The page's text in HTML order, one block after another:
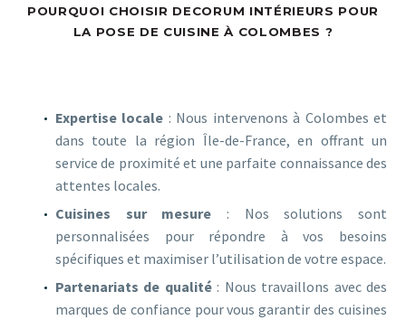
POURQUOI CHOISIR DECORUM INTÉRIEURS POUR
LA POSE DE CUISINE À COLOMBES ?
Expertise locale : Nous intervenons à Colombes et
dans toute la région Île-de-France, en offrant un
service de proximité et une parfaite connaissance des
attentes locales.
Cuisines sur mesure : Nos solutions sont
personnalisées pour répondre à vos besoins
spécifiques et maximiser l’utilisation de votre espace.
Partenariats de qualité: Nous travaillons avec des
marques de confiance pour vous garantir des cuisines